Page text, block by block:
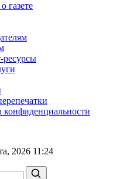
газете
ресурсы
конфиденциальности
2026 11:24